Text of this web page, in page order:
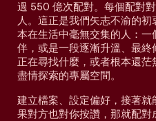
過 550 億次配對。每個配對
人。這正是我們矢志不渝的
本在生活中毫無交集的人：
伴，或是一段逐漸升溫、最
正在尋找什麼，或者根本還
盡情探索的專屬空間。
建立檔案、設定偏好，接著
果對方也對你按讚，那就配